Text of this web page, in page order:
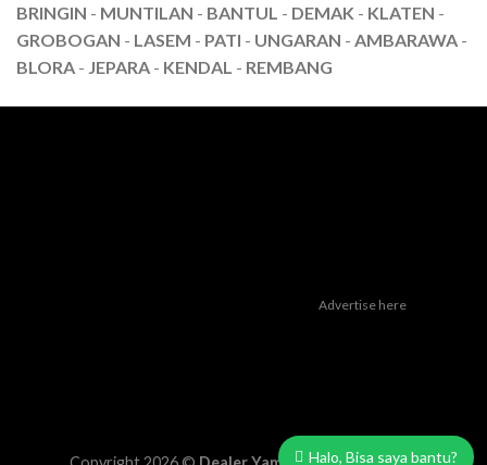
BRINGIN - MUNTILAN - BANTUL - DEMAK - KLATEN -
GROBOGAN - LASEM - PATI - UNGARAN - AMBARAWA -
BLORA - JEPARA - KENDAL - REMBANG
Advertise here
Halo, Bisa saya bantu?